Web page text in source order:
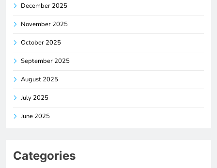
December 2025
November 2025
October 2025
September 2025
August 2025
July 2025
June 2025
Categories